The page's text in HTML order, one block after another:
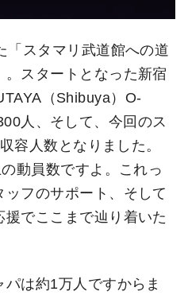
「スタマリ武道館への道
スタートとなった新宿
（Shibuya）O-
人、そして、今回のス
容人数となりました。
動員数ですよ。これっ
フのサポート、そして
でここまで辿り着いた
は約1万人ですからま